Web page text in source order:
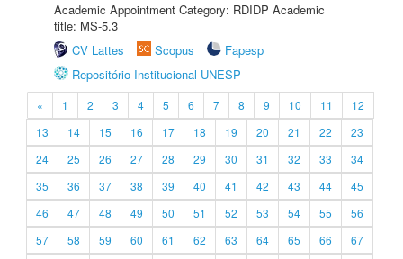
Academic Appointment Category: RDIDP Academic
title: MS-5.3
CV Lattes
Scopus
Fapesp
Repositório Institucional UNESP
« 1 2 3 4 5 6 7 8 9 10 11
12
13
14 15 16 17 18 19 20 21 22
23
24
25 26 27 28 29 30 31 32 33
34
35
36 37 38 39 40 41 42 43 44
45
46
47 48 49 50 51 52 53 54 55
56
57
58 59 60 61 62 63 64 65 66
67